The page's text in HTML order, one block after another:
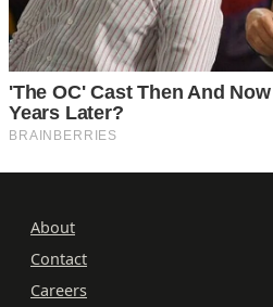
About
Contact
Careers